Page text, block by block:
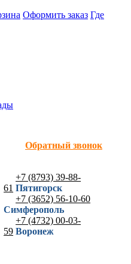
Оформить заказ Где
Обратный звонок
+7 (8793) 39-88-
61 Пятигорск
+7 (3652) 56-10-60
Симферополь
+7 (4732) 00-03-
59 Воронеж